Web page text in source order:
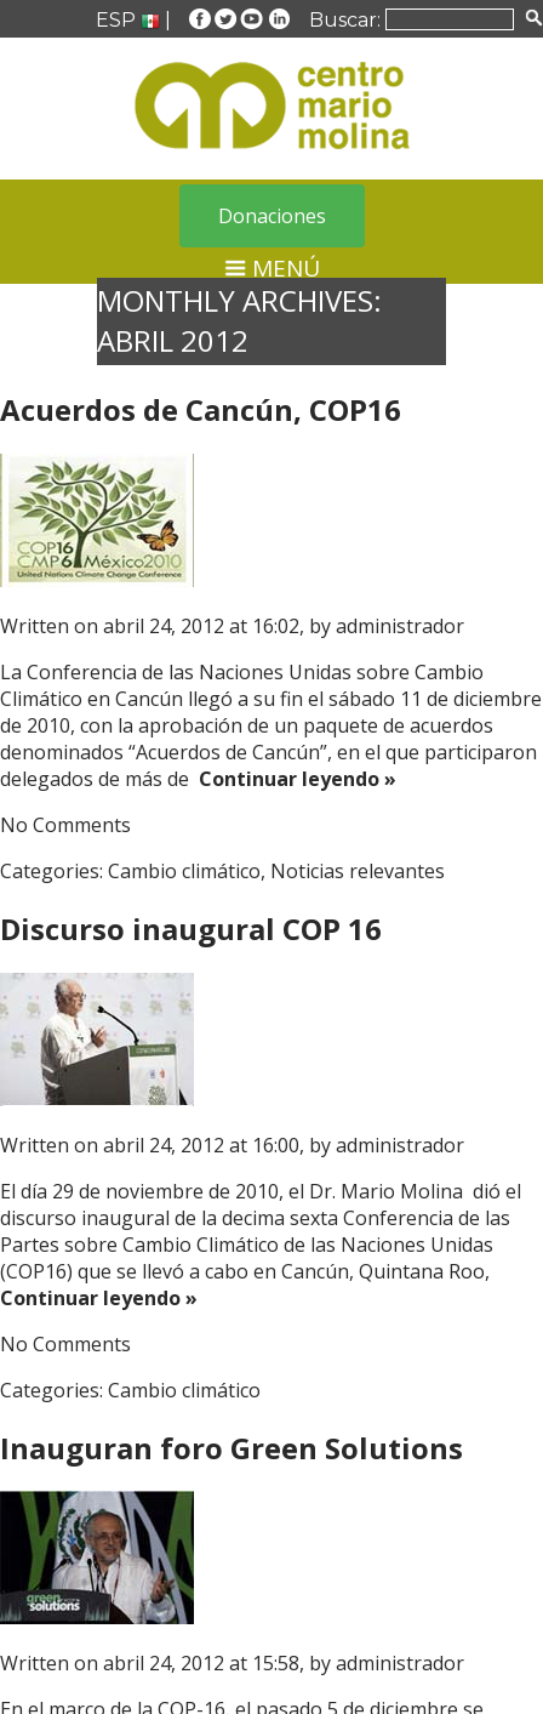
ESP Buscar:
Donaciones
MENÚ
MONTHLY ARCHIVES:
ABRIL 2012
Acuerdos de Cancún, COP16
Written on abril 24, 2012 at 16:02, byadministrador
La Conferencia de las Naciones Unidas sobre Cambio
Climático en Cancún llegó a su fin el sábado 11 de diciembre
de 2010, con la aprobación de un paquete de acuerdos
denominados “Acuerdos de Cancún”, en el que participaron
delegados de más de Continuar leyendo »
No Comments
Categories: Cambio climático, Noticias relevantes
Discurso inaugural COP 16
Written on abril 24, 2012 at 16:00, byadministrador
El día 29 de noviembre de 2010, el Dr. Mario Molina dió el
discurso inaugural de la decima sexta Conferencia de las
Partes sobre Cambio Climático de las Naciones Unidas
(COP16) que se llevó a cabo en Cancún, Quintana Roo,
Continuar leyendo »
No Comments
Categories: Cambio climático
Inauguran foro Green Solutions
Written on abril 24, 2012 at 15:58, byadministrador